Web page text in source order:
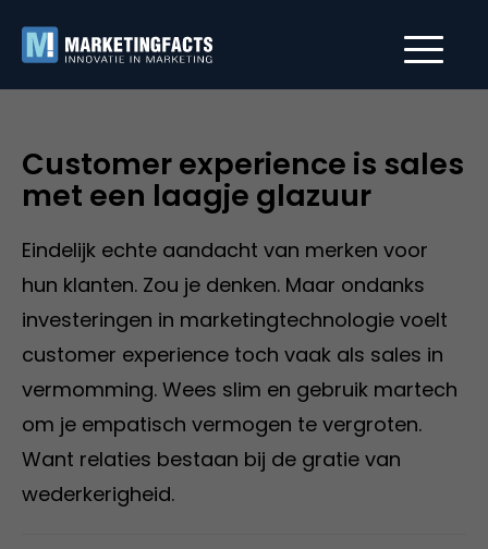
Customer experience is sales
met een laagje glazuur
Eindelijk echte aandacht van merken voor
hun klanten. Zou je denken. Maar ondanks
investeringen in marketingtechnologie voelt
customer experience toch vaak als sales in
vermomming. Wees slim en gebruik martech
om je empatisch vermogen te vergroten.
Want relaties bestaan bij de gratie van
wederkerigheid.